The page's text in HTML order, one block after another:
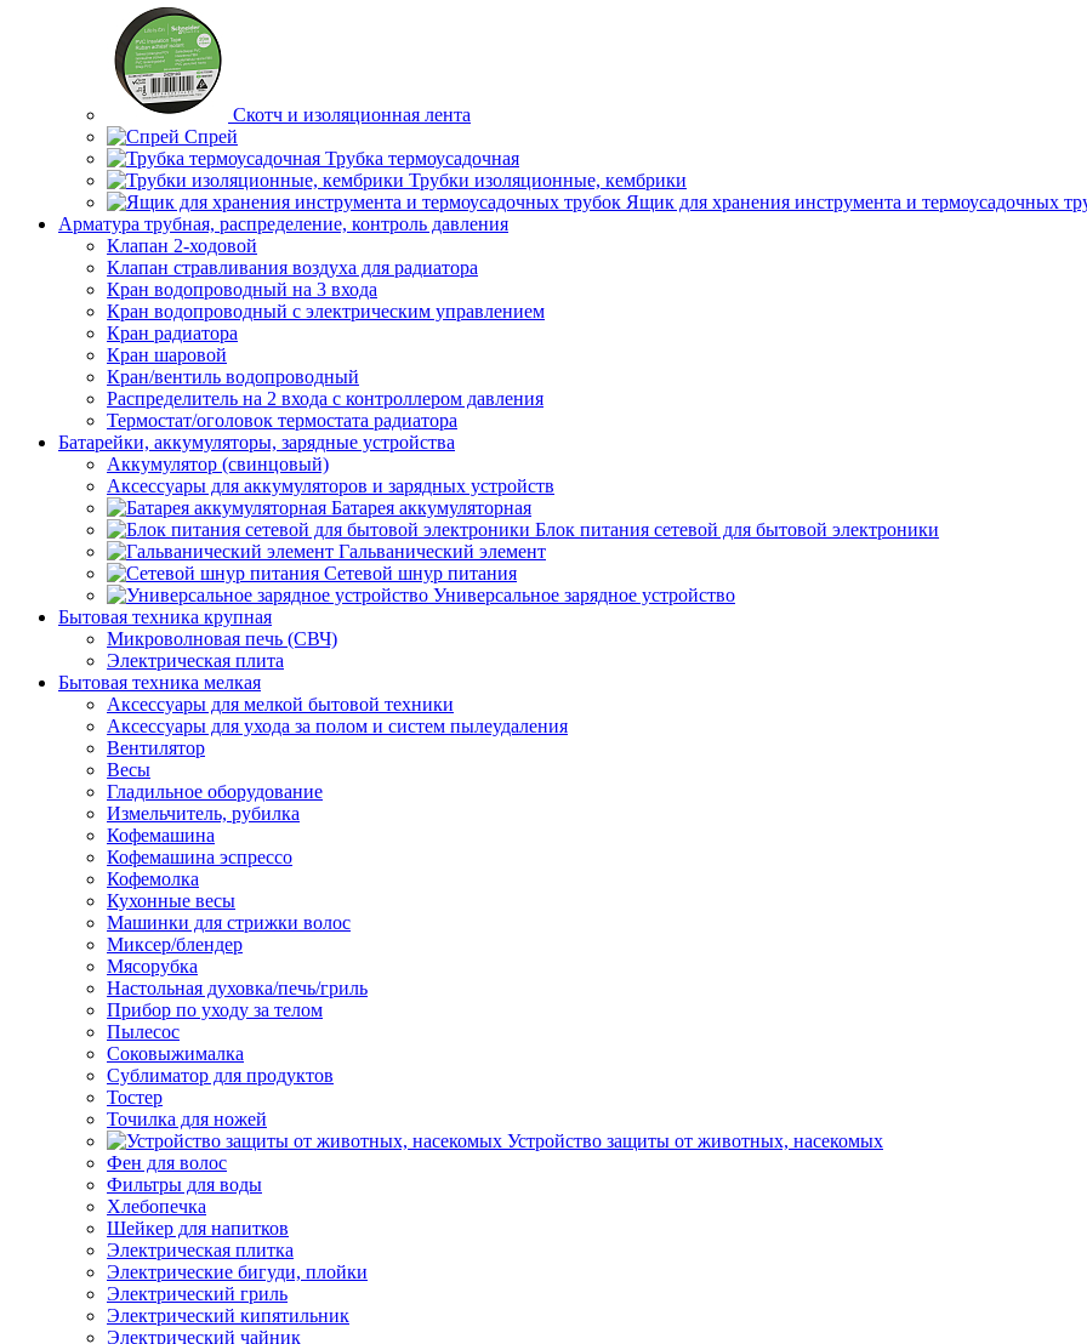
Скотч и изоляционная лента
Спрей
Трубка термоусадочная
Трубки изоляционные, кембрики
Ящик для хранения инструмента и термоусадочных
Арматура трубная, распределение, контроль давления
Клапан 2-ходовой
Клапан стравливания воздуха для радиатора
Кран водопроводный на 3 входа
Кран водопроводный с электрическим управлением
Кран радиатора
Кран шаровой
Кран/вентиль водопроводный
Распределитель на 2 входа с контроллером давления
Термостат/оголовок термостата радиатора
Батарейки, аккумуляторы, зарядные устройства
Аккумулятор (свинцовый)
Аксессуары для аккумуляторов и зарядных устройств
Батарея аккумуляторная
Блок питания сетевой для бытовой электроники
Гальванический элемент
Сетевой шнур питания
Универсальное зарядное устройство
Бытовая техника крупная
Микроволновая печь (СВЧ)
Электрическая плита
Бытовая техника мелкая
Аксессуары для мелкой бытовой техники
Аксессуары для ухода за полом и систем пылеудаления
Вентилятор
Весы
Гладильное оборудование
Измельчитель, рубилка
Кофемашина
Кофемашина эспрессо
Кофемолка
Кухонные весы
Машинки для стрижки волос
Миксер/блендер
Мясорубка
Настольная духовка/печь/гриль
Прибор по уходу за телом
Пылесос
Соковыжималка
Сублиматор для продуктов
Тостер
Точилка для ножей
Устройство защиты от животных, насекомых
Фен для волос
Фильтры для воды
Хлебопечка
Шейкер для напитков
Электрическая плитка
Электрические бигуди, плойки
Электрический гриль
Электрический кипятильник
Электрический чайник